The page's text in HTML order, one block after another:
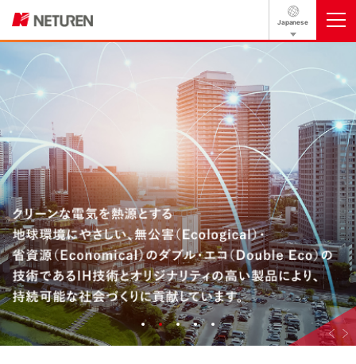
Japanese